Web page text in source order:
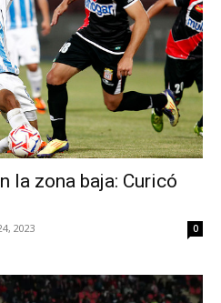
la zona baja: Curicó
2023 0